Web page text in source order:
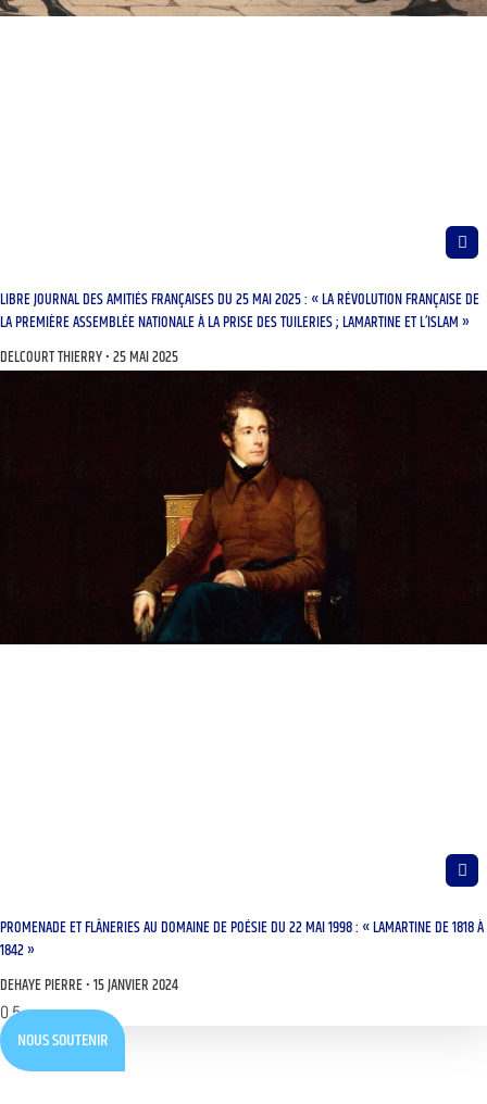
LIBRE JOURNAL DES AMITIÉS FRANÇAISES DU 25 MAI 2025 : « LA RÉVOLUTION FRANÇAISE DE
LA PREMIÈRE ASSEMBLÉE NATIONALE À LA PRISE DES TUILERIES ; LAMARTINE ET L’ISLAM »
DELCOURT THIERRY 25 MAI 2025
PROMENADE ET FLÂNERIES AU DOMAINE DE POÉSIE DU 22 MAI 1998 : « LAMARTINE DE 1818 À
1842 »
DEHAYE PIERRE 15 JANVIER 2024
NOUS SOUTENIR